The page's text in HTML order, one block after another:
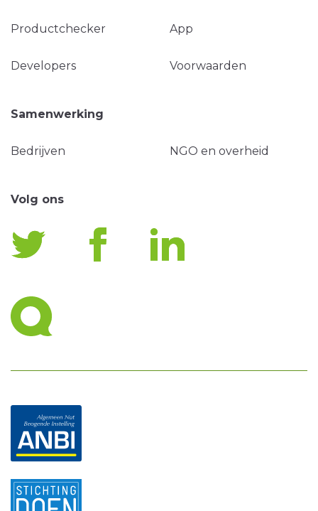
Productchecker App
Developers Voorwaarden
Samenwerking
Bedrijven NGO en overheid
Volg ons